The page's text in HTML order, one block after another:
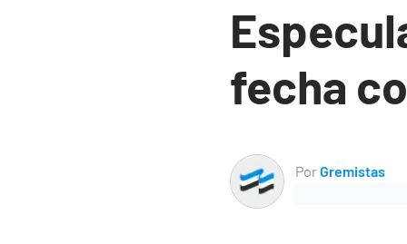
fecha
PorGremistas